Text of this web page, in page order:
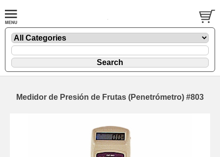
Medidor de Presión de Frutas (Penetrómetro) #803